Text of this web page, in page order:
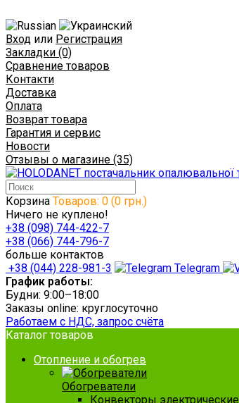
Вход или Регистрация
Закладки (0)
Сравнение товаров
Контакти
Доставка
Оплата
Возврат товара
Гарантия и сервис
Новости
Отзывы о магазине (35)
Корзина Товаров: 0 (0 грн.)
Ничего не куплено!
+38 (098) 744-422-7
+38 (066) 744-796-7
больше контактов
+38 (044) 228-981-3
Telegram
График работы:
Будни: 9:00–18:00
Заказы online: круглосуточно
Работаем с НДС, запрос счёта
Каталог товаров
Отопление и обогрев
Обогреватели
Конвекторы электрические